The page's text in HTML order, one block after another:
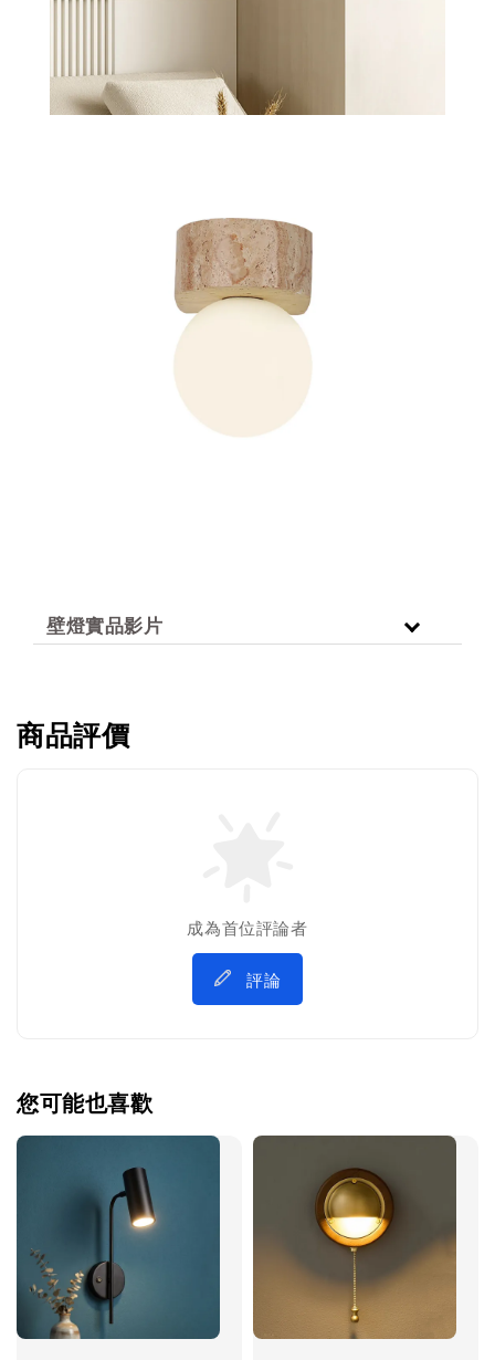
壁燈實品影片
商品評價
成為首位評論者
評論
您可能也喜歡